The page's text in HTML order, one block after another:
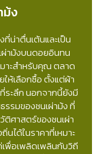
ม้ง
น่าตื่นเต้นและเป็น
ผ่าม้งบนดอยอินทน
าะสำหรับคุณ ตลาด
ห้เลือกซื้อ ตั้งแต่ผ้า
ระลึก นอกจากนี้ยังมี
รมของชนเผ่าม้ง ที่
ติศาสตร์ของชนเผ่า
นได้ในราคาที่เหมาะ
พื่อเพลิดเพลินกับวิถี